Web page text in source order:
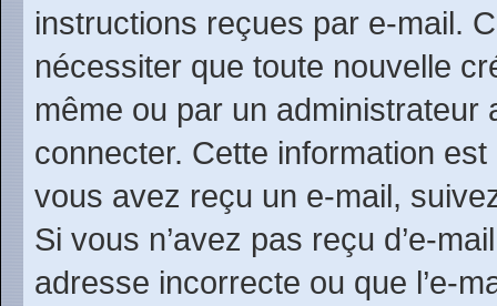
instructions reçues par e-mail.
nécessiter que toute nouvelle
même ou par un
connecter. Cette information
vous avez reçu un e-mail,
Si vous n’avez pas reçu d’e-
adresse incorrecte ou que l’e-